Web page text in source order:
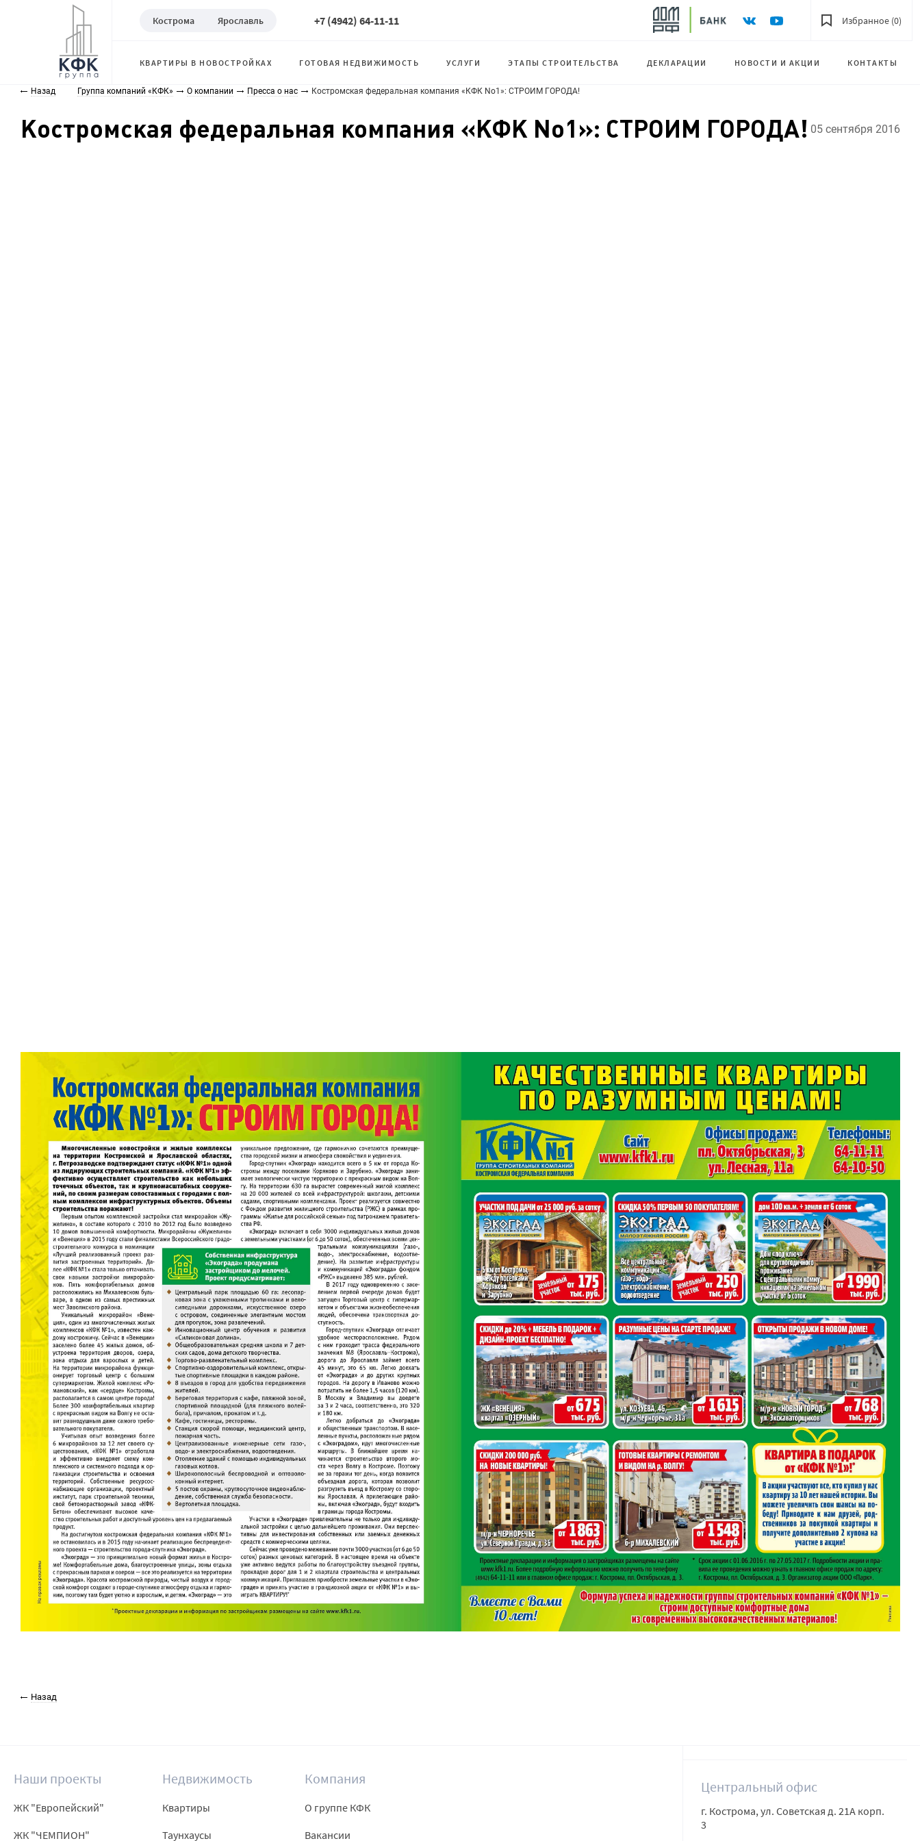
Кострома Ярославль +7 (4942) 64-11-11 Избранное (0)
КВАРТИРЫ В НОВОСТРОЙКАХ ГОТОВАЯ НЕДВИЖИМОСТЬ УСЛУГИ ЭТАПЫ СТРОИТЕЛЬСТВА ДЕКЛАРАЦИИ НОВОСТИ И АКЦИИ КОНТАКТЫ
Назад Группа компаний «КФК» О компании Пресса о нас Костромская федеральная компания «КФК No1»: СТРОИМ ГОРОДА!
Костромская федеральная компания «КФК No1»: СТРОИМ ГОРОДА! 05 сентября 2016
Назад
Наши проекты
ЖК "Европейский"
ЖК "ЧЕМПИОН"
Недвижимость
Квартиры
Таунхаусы
Компания
О группе КФК
Вакансии
Центральный офис
г. Кострома, ул. Советская д. 21А корп.
3